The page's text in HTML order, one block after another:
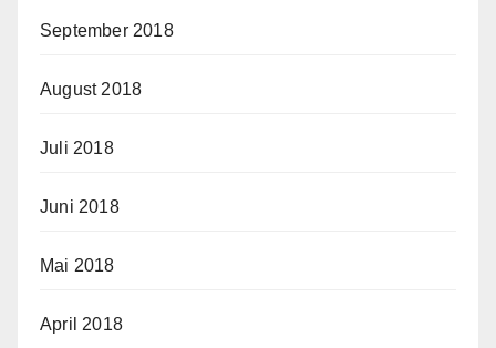
September 2018
August 2018
Juli 2018
Juni 2018
Mai 2018
April 2018